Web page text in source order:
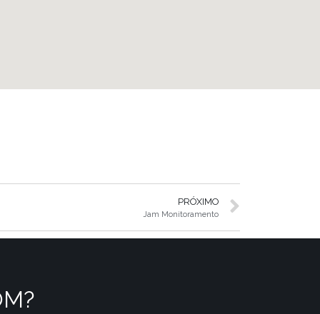
PRÓXIMO
Jam Monitoramento